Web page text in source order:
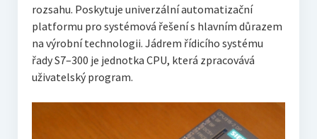
rozsahu. Poskytuje univerzální automatizační
platformu pro systémová řešení s hlavním důrazem
na výrobní technologii. Jádrem řídicího systému
řady S7–300 je jednotka CPU, která zpracovává
uživatelský program.